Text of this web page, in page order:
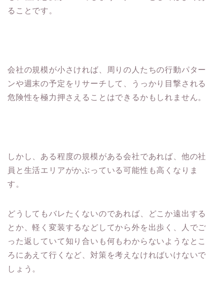
ることです。
会社の規模が小さければ、周りの人たちの行動パター
ンや週末の予定をリサーチして、うっかり目撃される
危険性を極力押さえることはできるかもしれません。
しかし、ある程度の規模がある会社であれば、他の社
員と生活エリアがかぶっている可能性も高くなりま
す。
どうしてもバレたくないのであれば、どこか遠出する
とか、軽く変装するなどしてから外を出歩く、人でご
った返していて知り合いも何もわからないようなとこ
ろにあえて行くなど、対策を考えなければいけないで
しょう。